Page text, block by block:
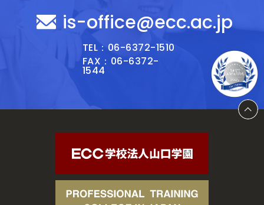
is-office@ecc.ac.jp
TEL：06-6372-1510
FAX：06-6372-
1544